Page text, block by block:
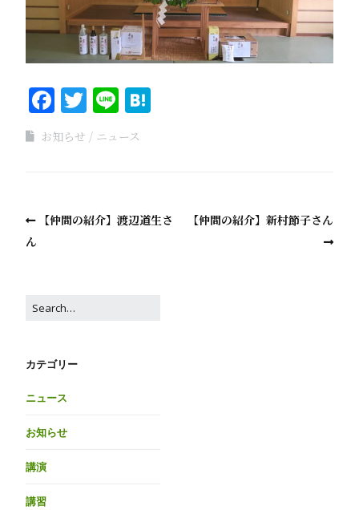
Facebook
Twitter
Line
お知らせ ニュース
【仲間の紹介】渡辺道生さ
ん
【仲間の紹介】新村節子さん
カテゴリー
ニュース
お知らせ
講演
講習